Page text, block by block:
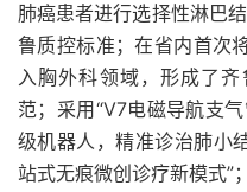
肺癌患者进行选择性淋巴
鲁质控标准；在省内首次
入胸外科领域，形成了
范；采用“V7电磁导航支
级机器人，精准诊治肺小
站式无痕微创诊疗新模式”